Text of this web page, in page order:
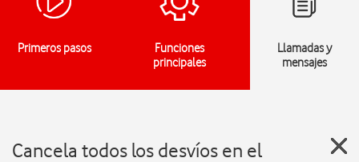
Primeros pasos
Funciones
principales
Llamadas y
mensajes
Cancela todos los desvíos en el